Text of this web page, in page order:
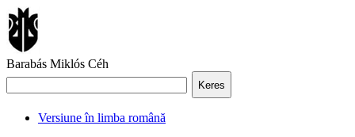
Barabás Miklós Céh
Keres
Versiune în limba română